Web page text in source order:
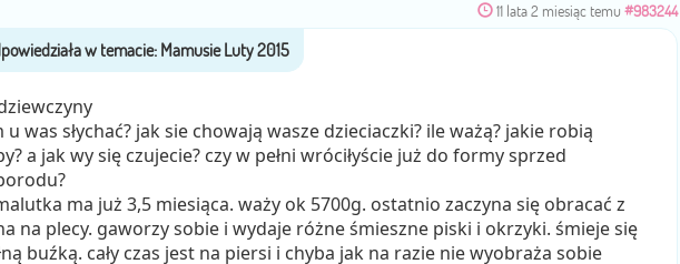
11 lata 2 miesiąc temu #983244
u was słychać? jak sie chowają wasze dzieciaczki? ile ważą? jakie robią
a jak wy się czujecie? czy w pełni wróciłyście już do formy sprzed
ma już 3,5 miesiąca. waży ok 5700g. ostatnio zaczyna się obracać z
na plecy. gaworzy sobie i wydaje różne śmieszne piski i okrzyki. śmieje się
buźką. cały czas jest na piersi i chyba jak na razie nie wyobraża sobie